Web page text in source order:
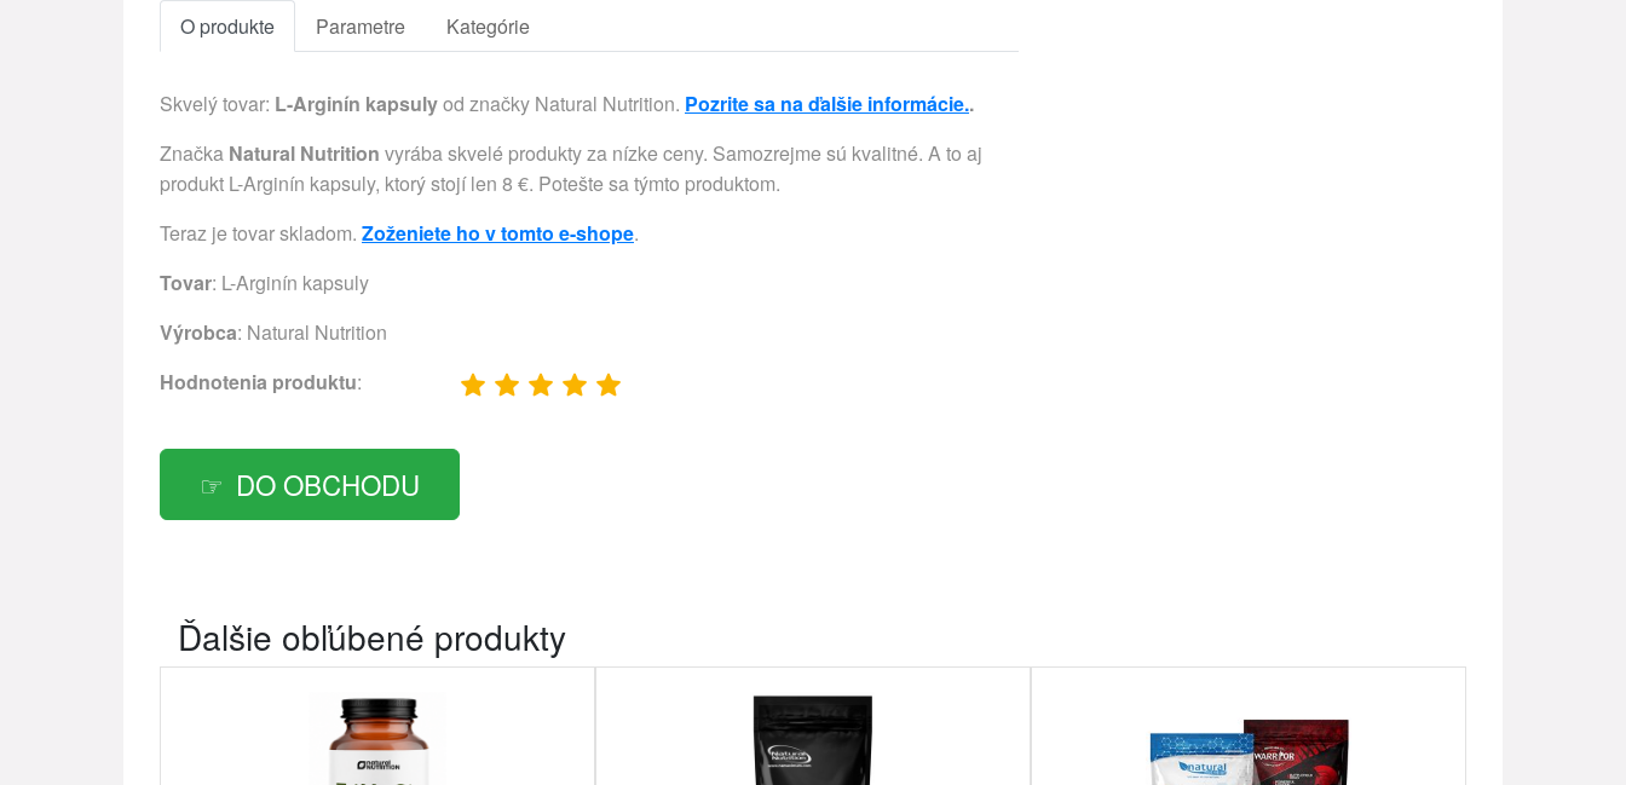
O produkte Parametre Kategórie
Skvelý tovar: L-Arginín kapsulyod značky Natural Nutrition. Pozrite sa na ďalšie informácie..
Značka Natural Nutrition vyrába skvelé produkty za nízke ceny. Samozrejme sú kvalitné. A to aj
produkt L-Arginín kapsuly, ktorý stojí len 8 €. Potešte sa týmto produktom.
Teraz je tovar skladom. Zoženiete ho v tomto e-shope.
Tovar: L-Arginín kapsuly
Výrobca: Natural Nutrition
Hodnotenia produktu:
DO OBCHODU
Ďalšie obľúbené produkty